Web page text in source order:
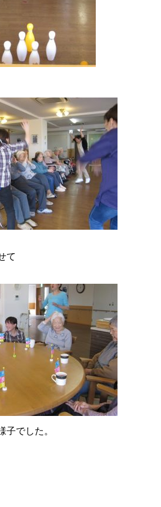
て
でした。